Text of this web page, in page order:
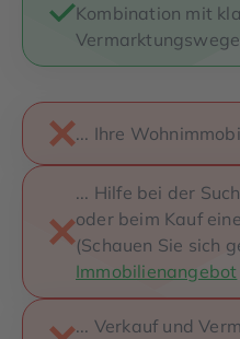
Kombination mit
... Ihre
... Hilfe bei der
oder beim Kauf
(Schauen Sie sich
Immobilienangebot
... Verkauf und